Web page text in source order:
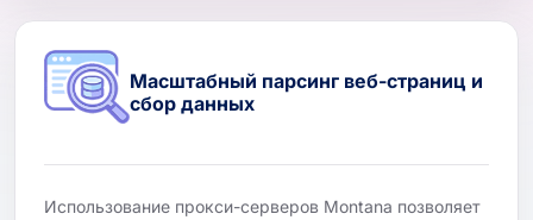
Масштабный парсинг веб-страниц и
сбор данных
Использование прокси-серверов Montana позволяет